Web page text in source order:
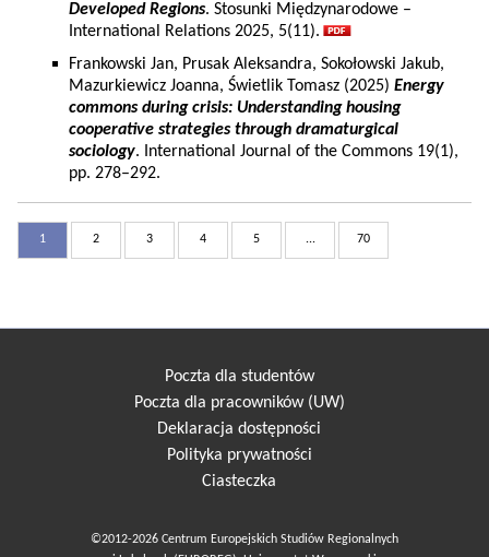
Developed Regions. Stosunki Międzynarodowe –
International Relations 2025, 5(11).
Frankowski Jan, Prusak Aleksandra, Sokołowski Jakub,
Mazurkiewicz Joanna, Świetlik Tomasz (2025) Energy
commons during crisis: Understanding housing
cooperative strategies through dramaturgical
sociology. International Journal of the Commons 19(1),
pp. 278–292.
1 2 3 4 5 ... 70
Poczta dla studentów
Poczta dla pracowników (UW)
Deklaracja dostępności
Polityka prywatności
Ciasteczka
©2012-2026 Centrum Europejskich Studiów Regionalnych